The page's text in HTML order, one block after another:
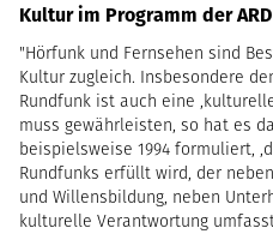
Kultur im Programm der ARD
"Hörfunk und Fernsehen sind
Kultur zugleich. Insbesondere
Rundfunk ist auch eine
muss gewährleisten, so hat es
beispielsweise 1994 formuliert,
Rundfunks erfüllt wird, der
und Willensbildung, neben
kulturelle Verantwortung